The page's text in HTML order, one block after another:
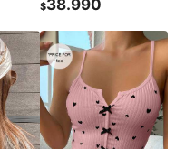
$38.990